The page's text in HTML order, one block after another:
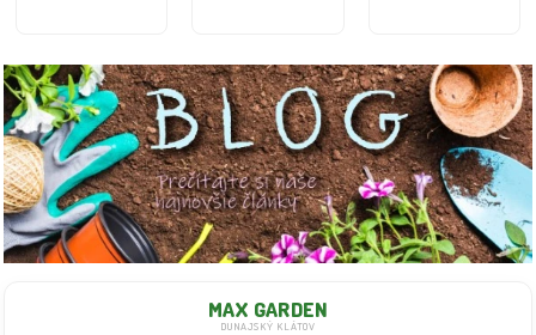
MAX GARDEN
DUNAJSKÝ KLÁTOV